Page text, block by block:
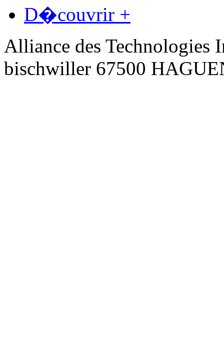
D�couvrir +
Alliance des Technologies
bischwiller 67500